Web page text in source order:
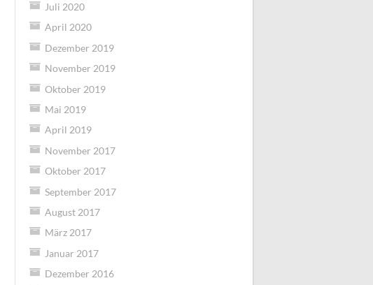
Juli 2020
April 2020
Dezember 2019
November 2019
Oktober 2019
Mai 2019
April 2019
November 2017
Oktober 2017
September 2017
August 2017
März 2017
Januar 2017
Dezember 2016